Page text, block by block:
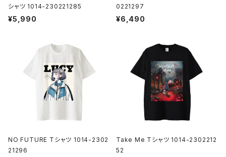
シャツ 1014-230221285
¥5,990
0221297
¥6,490
NO FUTURE Tシャツ 1014-2302
21296
Take Me Tシャツ 1014-2302212
52